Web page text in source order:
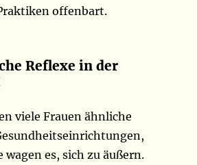
offenbart.
Reflexe in der
viele Frauen ähnliche
wagen es, sich zu äußern.